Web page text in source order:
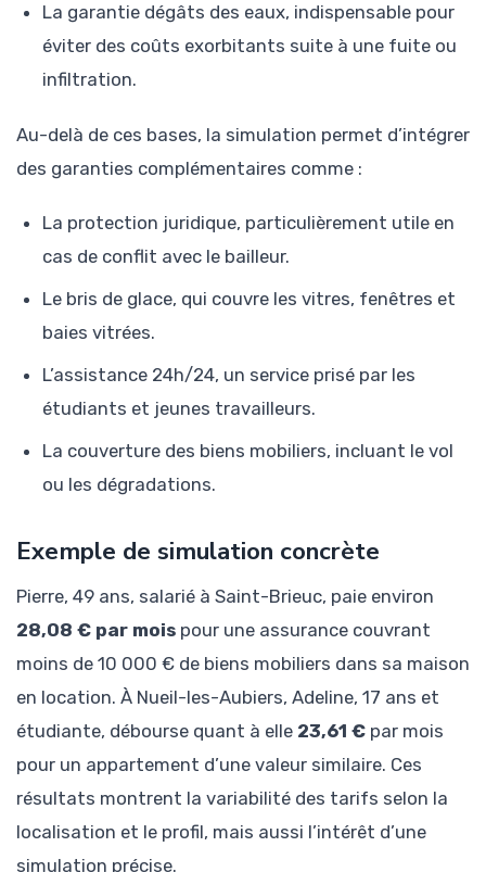
La garantie dégâts des eaux, indispensable pour
éviter des coûts exorbitants suite à une fuite ou
infiltration.
Au-delà de ces bases, la simulation permet d’intégrer
des garanties complémentaires comme :
La protection juridique, particulièrement utile en
cas de conflit avec le bailleur.
Le bris de glace, qui couvre les vitres, fenêtres et
baies vitrées.
L’assistance 24h/24, un service prisé par les
étudiants et jeunes travailleurs.
La couverture des biens mobiliers, incluant le vol
ou les dégradations.
Exemple de simulation concrète
Pierre, 49 ans, salarié à Saint-Brieuc, paie environ
28,08 € par mois pour une assurance couvrant
moins de 10 000 € de biens mobiliers dans sa maison
en location. À Nueil-les-Aubiers, Adeline, 17 ans et
étudiante, débourse quant à elle 23,61 € par mois
pour un appartement d’une valeur similaire. Ces
résultats montrent la variabilité des tarifs selon la
localisation et le profil, mais aussi l’intérêt d’une
simulation précise.